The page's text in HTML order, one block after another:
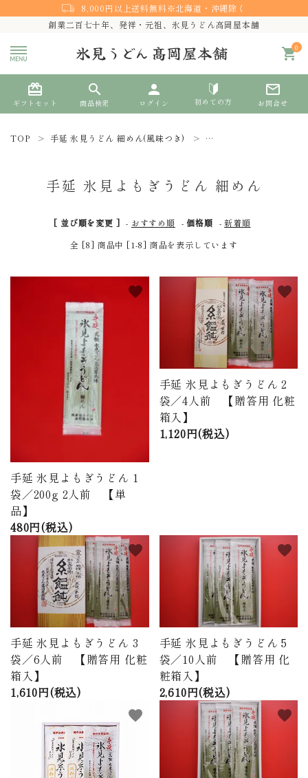
8,000円以上送料無料※北海道・沖縄除く
創業二百七十年、発祥・元祖、氷見うどん高岡屋本舗
0
shopping_cart
card_giftcard
ギフトセット
search
商品検索
person
ログイン 初めての方
mail_outline
お問合せ
ACCOUNT MENU
person 新規会員登録
商品から探す
価格から探す
ご利用ガイド
プライバシーポリシー
お問い合わせ
ページ一覧
TOP 手延 氷見うどん 細めん(風味つき) 手延 氷見よもぎうどん
手延 氷見よもぎうどん 細めん
[ 並び順を変更 ] - おすすめ順 -価格順 -新着順
全 [8] 商品中 [1-8] 商品を表示しています
手延 氷見よもぎうどん 1
袋／200g 2人前 【単
品】
480円(税込)
favorite
手延 氷見よもぎうどん 2
袋／4人前 【贈答用 化粧
箱入】
1,120円(税込)
favorite
手延 氷見よもぎうどん 3
袋／6人前 【贈答用 化粧
箱入】
1,610円(税込)
favorite
手延 氷見よもぎうどん 5
袋／10人前 【贈答用 化
粧箱入】
2,610円(税込)
favorite
favorite favorite